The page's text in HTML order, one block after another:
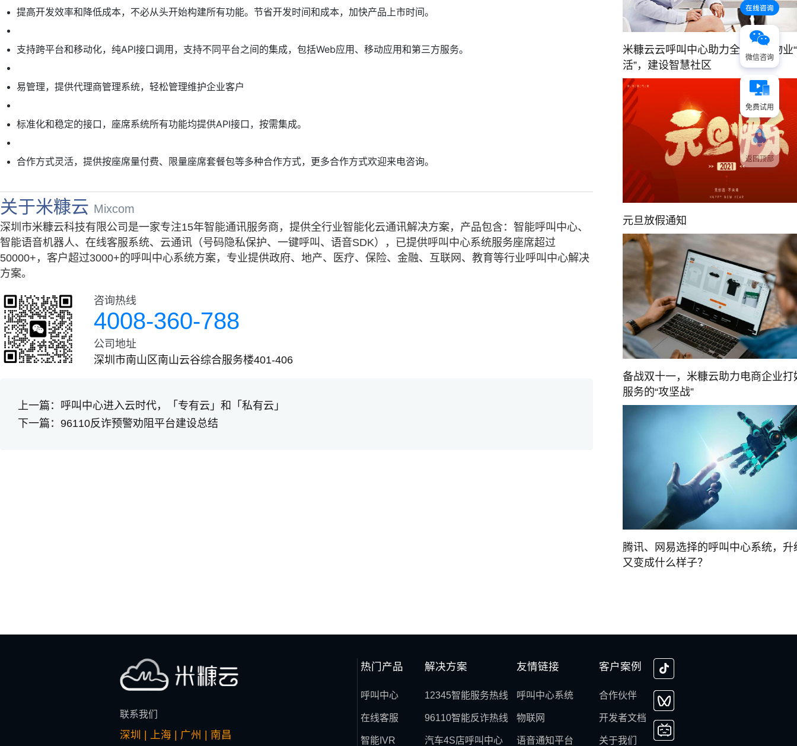
提高开发效率和降低成本，不必从头开始构建所有功能。节省开发时间和成本，加快产品上市时间。
支持跨平台和移动化，纯API接口调用，支持不同平台之间的集成，包括Web应用、移动应用和第三方服务。
易管理，提供代理商管理系统，轻松管理维护企业客户
标准化和稳定的接口，座席系统所有功能均提供API接口，按需集成。
合作方式灵活，提供按座席量付费、限量座席套餐包等多种合作方式，更多合作方式欢迎来电咨询。
关于米糠云 Mixcom
深圳市米糠云科技有限公司是一家专注15年智能通讯服务商，提供全行业智能化云通讯解决方案，产品包含：智能呼叫中心、
智能语音机器人、在线客服系统、云通讯（号码隐私保护、一键呼叫、语音SDK），已提供呼叫中心系统服务座席超过
50000+，客户超过3000+的呼叫中心系统方案，专业提供政府、地产、医疗、保险、金融、互联网、教育等行业呼叫中心解决
方案。
咨询热线
4008-360-788
公司地址
深圳市南山区南山云谷综合服务楼401-406
上一篇： 呼叫中心进入云时代，「专有云」和「私有云」
下一篇：96110反诈预警劝阻平台建设总结
米糠云云呼叫中心助力全球最大物业
活”，建设智慧社区
元旦放假通知
备战双十一，米糠云助力电商企业打
服务的“攻坚战”
腾讯、网易选择的呼叫中心系统，升
又变成什么样子？
联系我们
深圳 | 上海 | 广州 | 南昌
热门产品
呼叫中心
在线客服
智能IVR
解决方案
12345智能服务热线
96110智能反诈热线
汽车4S店呼叫中心
友情链接
呼叫中心系统
物联网
语音通知平台
客户案例
合作伙伴
开发者文档
关于我们
微信咨询
免费试用
返回顶部